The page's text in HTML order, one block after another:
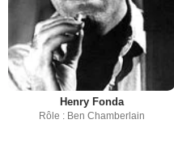
Henry Fonda
Rôle : Ben Chamberlain